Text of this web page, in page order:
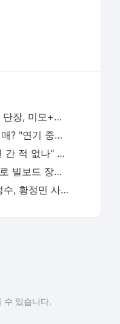
수지 母=명선화 마하무용단 단장, 미모+선행 붕어빵 모녀 - 스타뉴스
'토르' 크리스 헴스워스가 치매? "연기 중단할 것" - 스타뉴스
"이소라, 정말 상간남과 펜션 간 적 없나" 사생활 2차 폭로전 - 스타뉴스
방탄소년단 정국, 'Seven'으로 빌보드 장기 차트 점령..글로벌 차트 159주 진입 성공 '亞최초·최장
"떳떳하면 신분 오픈해" 한정수, 황정민 사생활 의혹에 작심 발언 [스타이슈] | 스타뉴스
수 있습니다.